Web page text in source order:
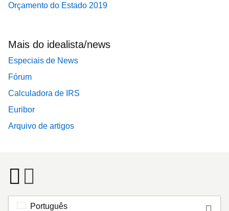
Orçamento do Estado 2019
Mais do idealista/news
Especiais de News
Fórum
Calculadora de IRS
Euribor
Arquivo de artigos
Português